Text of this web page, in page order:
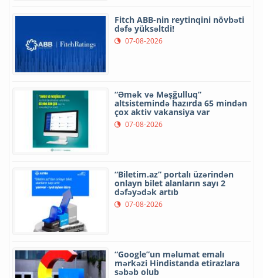
Fitch ABB-nin reytinqini növbəti
dəfə yüksəltdi!
07-08-2026
“Əmək və Məşğulluq”
altsistemində hazırda 65 mindən
çox aktiv vakansiya var
07-08-2026
“Biletim.az” portalı üzərindən
onlayn bilet alanların sayı 2
dəfəyədək artıb
07-08-2026
“Google”un məlumat emalı
mərkəzi Hindistanda etirazlara
səbəb olub